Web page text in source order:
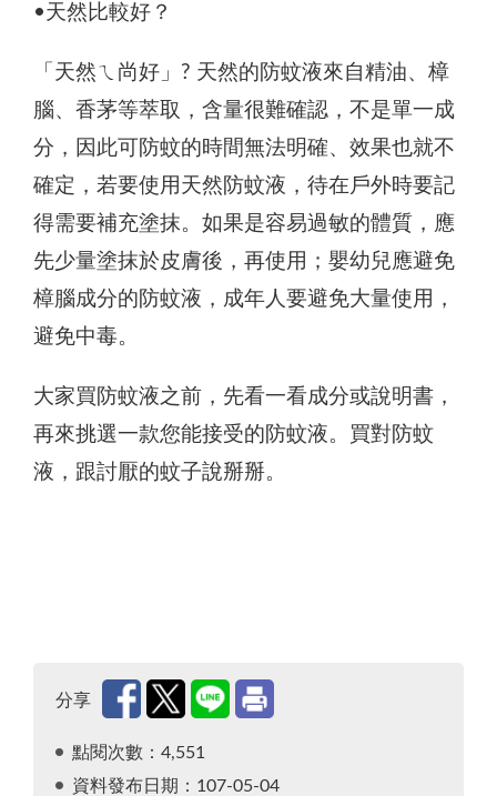
•天然比較好？
「天然ㄟ尚好」? 天然的防蚊液來自精油、樟
腦、香茅等萃取，含量很難確認，不是單一成
分，因此可防蚊的時間無法明確、效果也就不
確定，若要使用天然防蚊液，待在戶外時要記
得需要補充塗抹。如果是容易過敏的體質，應
先少量塗抹於皮膚後，再使用；嬰幼兒應避免
樟腦成分的防蚊液，成年人要避免大量使用，
避免中毒。
大家買防蚊液之前，先看一看成分或說明書，
再來挑選一款您能接受的防蚊液。買對防蚊
液，跟討厭的蚊子說掰掰。
分享
點閱次數：4,551
資料發布日期：107-05-04